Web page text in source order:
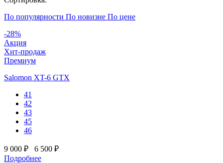
По популярности По новизне По цене
-28%
Акция
Хит-продаж
Премиум
Salomon XT-6 GTX
41
42
43
45
46
9 000 ₽
6 500 ₽
Подробнее